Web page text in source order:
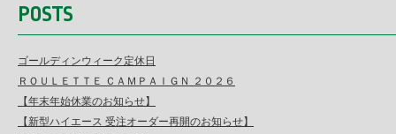
POSTS
ゴールディンウィーク定休日
ＲＯＵＬＥＴＴＥ ＣＡＭＰＡＩＧＮ ２０２６
【年末年始休業のお知らせ】
【新型ハイエース 受注オーダー再開のお知らせ】